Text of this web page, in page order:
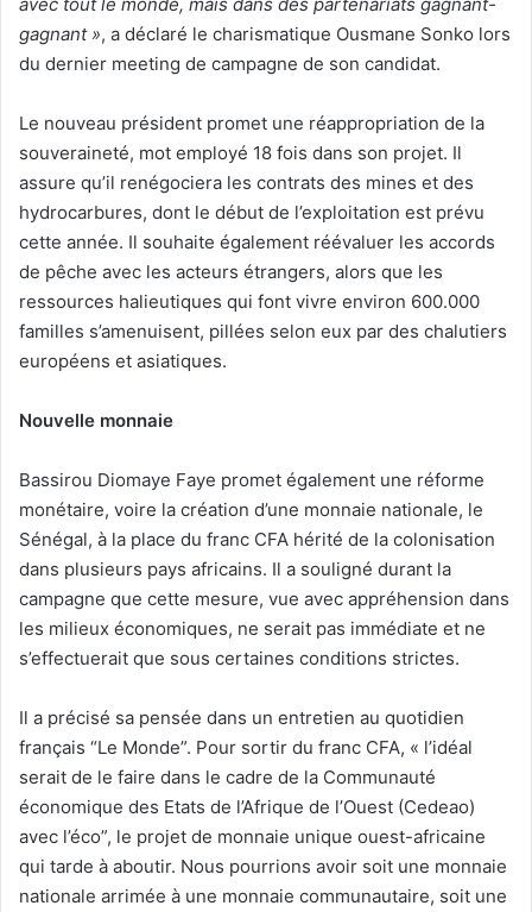
gagnant », a déclaré le charismatique Ousmane Sonko lors
du dernier meeting de campagne de son candidat.
Le nouveau président promet une réappropriation de la
souveraineté, mot employé 18 fois dans son projet. Il
assure qu’il renégociera les contrats des mines et des
hydrocarbures, dont le début de l’exploitation est prévu
cette année. Il souhaite également réévaluer les accords
de pêche avec les acteurs étrangers, alors que les
ressources halieutiques qui font vivre environ 600.000
familles s’amenuisent, pillées selon eux par des chalutiers
européens et asiatiques.
Nouvelle monnaie
Bassirou Diomaye Faye promet également une réforme
monétaire, voire la création d’une monnaie nationale, le
Sénégal, à la place du franc CFA hérité de la colonisation
dans plusieurs pays africains. Il a souligné durant la
campagne que cette mesure, vue avec appréhension dans
les milieux économiques, ne serait pas immédiate et ne
s’effectuerait que sous certaines conditions strictes.
Il a précisé sa pensée dans un entretien au quotidien
français “Le Monde”. Pour sortir du franc CFA, « l’idéal
serait de le faire dans le cadre de la Communauté
économique des Etats de l’Afrique de l’Ouest (Cedeao)
avec l’éco”, le projet de monnaie unique ouest-africaine
qui tarde à aboutir. Nous pourrions avoir soit une monnaie
nationale arrimée à une monnaie communautaire, soit une